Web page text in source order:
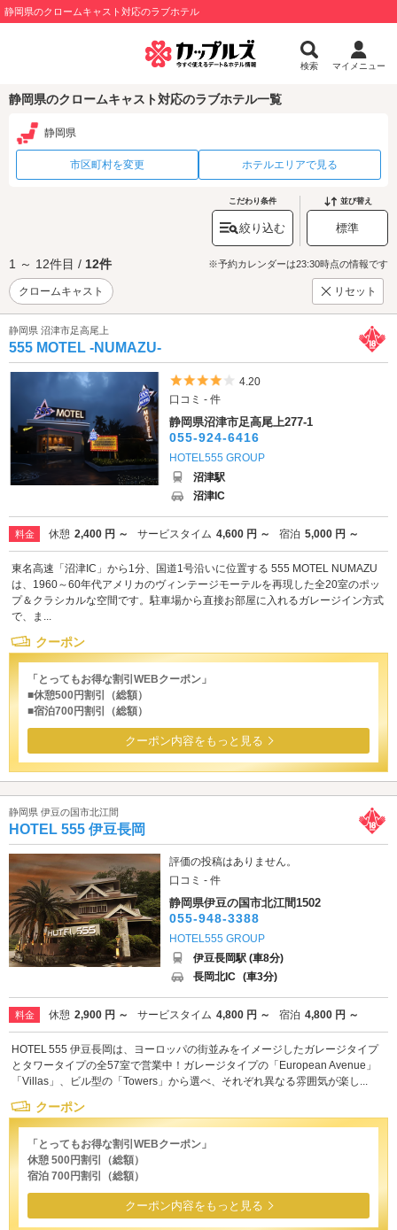
静岡県のクロームキャスト対応のラブホテル
検索 マイメニュー
静岡県のクロームキャスト対応のラブホテル一覧
静岡県
市区町村を変更 ホテルエリアで見る
こだわり条件
絞り込む
並び替え
標準
1 ～ 12件目 / 12件 ※予約カレンダーは23:30時点の情報です
クロームキャスト リセット
静岡県 沼津市足高尾上
555 MOTEL -NUMAZU-
5つ星のうち4
4.20
口コミ - 件
静岡県沼津市足高尾上277-1
055-924-6416
HOTEL555 GROUP
沼津駅
沼津IC
料金 休憩 2,400 円 ～ サービスタイム 4,600 円 ～ 宿泊 5,000 円 ～
東名高速「沼津IC」から1分、国道1号沿いに位置する 555 MOTEL NUMAZU
は、1960～60年代アメリカのヴィンテージモーテルを再現した全20室のポッ
プ＆クラシカルな空間です。駐車場から直接お部屋に入れるガレージイン方式
で、ま...
クーポン
「とってもお得な割引WEBクーポン」
■休憩500円割引（総額）
■宿泊700円割引（総額）
クーポン内容をもっと見る
静岡県 伊豆の国市北江間
HOTEL 555 伊豆長岡
評価の投稿はありません。
口コミ - 件
静岡県伊豆の国市北江間1502
055-948-3388
HOTEL555 GROUP
伊豆長岡駅 (車8分)
長岡北IC (車3分)
料金 休憩 2,900 円 ～ サービスタイム 4,800 円 ～ 宿泊 4,800 円 ～
HOTEL 555 伊豆長岡は、ヨーロッパの街並みをイメージしたガレージタイプ
とタワータイプの全57室で営業中！ガレージタイプの「European Avenue」
「Villas」、ビル型の「Towers」から選べ、それぞれ異なる雰囲気が楽し...
クーポン
「とってもお得な割引WEBクーポン」
休憩 500円割引（総額）
宿泊 700円割引（総額）
クーポン内容をもっと見る